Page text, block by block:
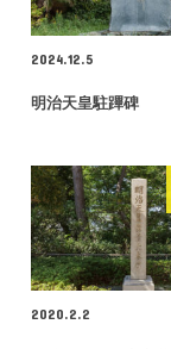
2024.12.5
明治天皇駐蹕碑
2020.2.2